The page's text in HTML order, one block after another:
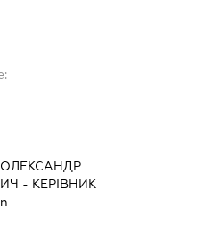
- КЕРІВНИК
-